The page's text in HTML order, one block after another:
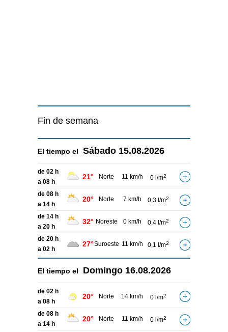
Fin de semana
El tiempo el Sábado 15.08.2026
de 02 h
a 08 h
21° Norte 11 km/h 0 l/m2
de 08 h
a 14 h
20° Norte 7 km/h 0,3 l/m2
de 14 h
a 20 h
32° Noreste 0 km/h 0,4 l/m2
de 20 h
a 02 h
27°Suroeste 11 km/h 0,1 l/m2
El tiempo el Domingo 16.08.2026
de 02 h
a 08 h
20° Norte 14 km/h 0 l/m2
de 08 h
a 14 h
20° Norte 11 km/h 0 l/m2